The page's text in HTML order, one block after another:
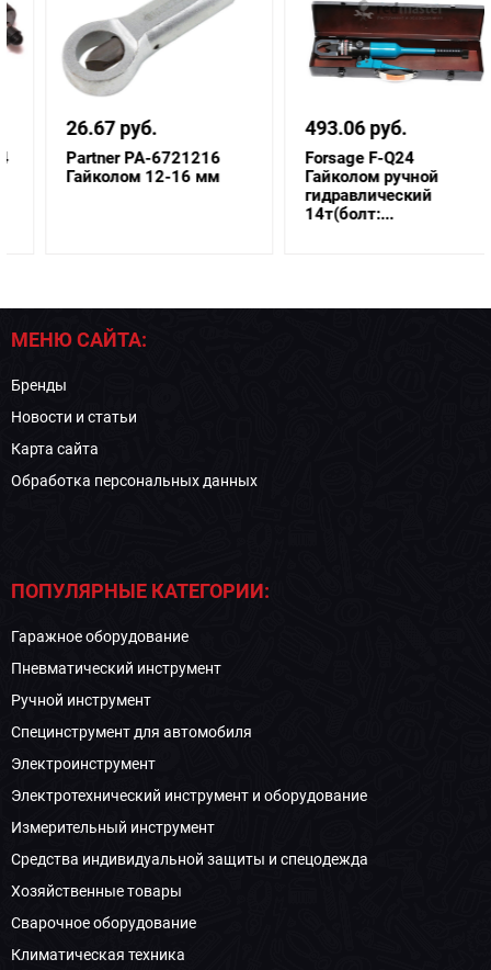
26.67 руб.
Partner PA-6721216
Гайколом 12-16 мм
493.06 руб.
Forsage F-Q24
Гайколом ручной
гидравлический
14т(болт:...
МЕНЮ САЙТА:
Бренды
Новости и статьи
Карта сайта
Обработка персональных данных
ПОПУЛЯРНЫЕ КАТЕГОРИИ:
Гаражное оборудование
Пневматический инструмент
Ручной инструмент
Специнструмент для автомобиля
Электроинструмент
Электротехнический инструмент и оборудование
Измерительный инструмент
Средства индивидуальной защиты и спецодежда
Хозяйственные товары
Сварочное оборудование
Климатическая техника